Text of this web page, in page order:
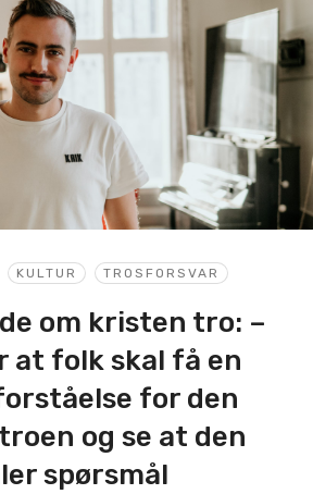
KULTUR TROSFORSVAR
om kristen tro: –
at folk skal få en
for den
og se at den
spørsmål